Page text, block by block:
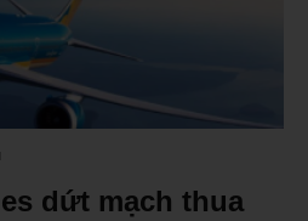
dứt mạch thua